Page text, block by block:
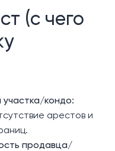
(с чего
участка/кондо:
арестов и
продавца/